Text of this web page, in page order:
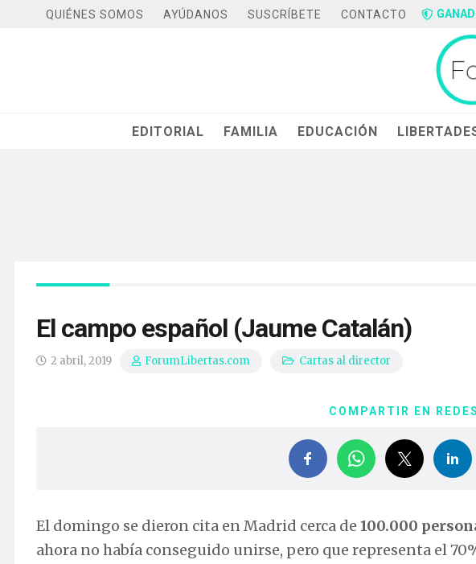
QUIÉNES SOMOS AYÚDANOS SUSCRÍBETE CONTACTO
EDITORIAL FAMILIA EDUCACIÓN
El campo español (Jaume Catalán)
2 abril, 2019 ForumLibertas.com Cartas al director
COMPARTIR EN REDES
El domingo se dieron cita en Madrid cerca de 100.000
ahora no había conseguido unirse, pero que representa el